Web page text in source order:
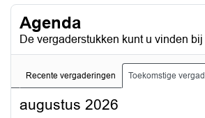
Agenda
De vergaderstukken kunt u vinden
Recente vergaderingen Toekomstige
augustus 2026